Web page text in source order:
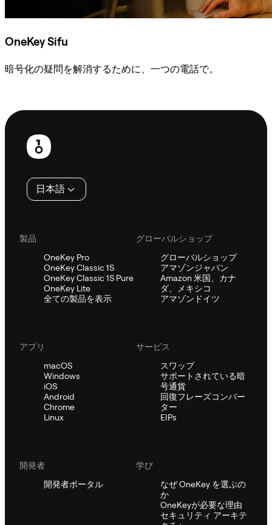
OneKey Sifu
暗号化の疑問を解消するために、一つの電話で。
フ
日本語
製品
OneKey Pro
OneKey Classic 1S
OneKey Classic 1S Pure
OneKey Lite
全ての製品を表示
グローバルショップ
グローバルショップ
アマゾンジャパン
Amazon 米国、カナ
ダ、メキシコ
アマゾンドイツ
アプリ
macOS
Windows
iOS
Android
Chrome
Linux
サービス
スワップ
サポートされている暗
号通貨
回復フレーズコンバー
ター
EIPs
開発者
開発者ポータル
学び
なぜ OneKey を選ぶの
か
OneKeyが必要な理由
セキュリティ アーキテ